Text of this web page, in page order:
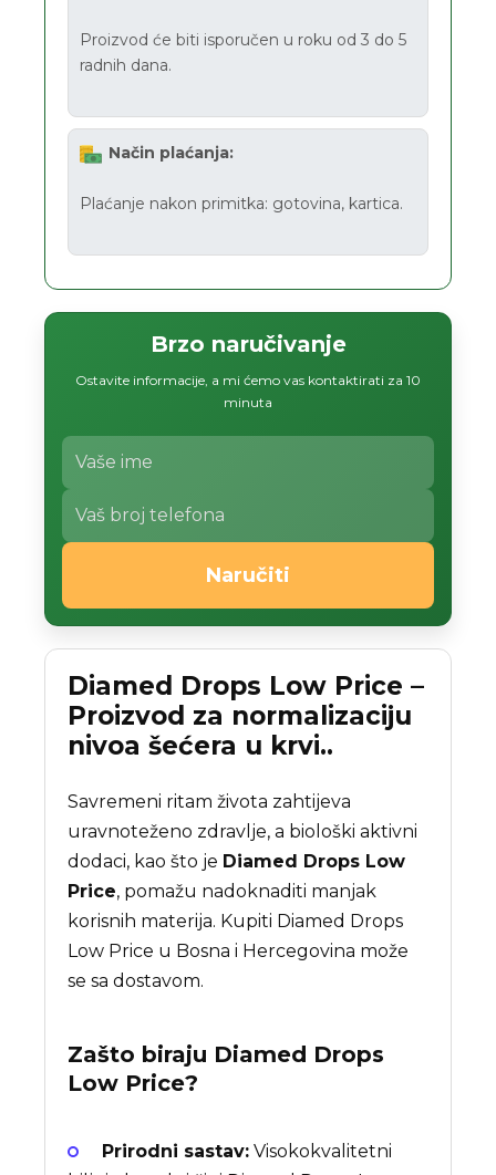
Proizvod će biti isporučen u roku od 3 do 5
radnih dana.
Način plaćanja:
Plaćanje nakon primitka: gotovina, kartica.
Brzo naručivanje
Ostavite informacije, a mi ćemo vas kontaktirati za 10
minuta
Naručiti
Diamed Drops Low Price –
Proizvod za normalizaciju
nivoa šećera u krvi..
Savremeni ritam života zahtijeva
uravnoteženo zdravlje, a biološki aktivni
dodaci, kao što je Diamed Drops Low
Price, pomažu nadoknaditi manjak
korisnih materija. Kupiti Diamed Drops
Low Price u Bosna i Hercegovina može
se sa dostavom.
Zašto biraju Diamed Drops
Low Price?
Prirodni sastav: Visokokvalitetni